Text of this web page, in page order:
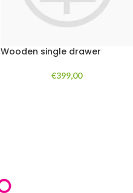
Wooden single drawer
€399,00